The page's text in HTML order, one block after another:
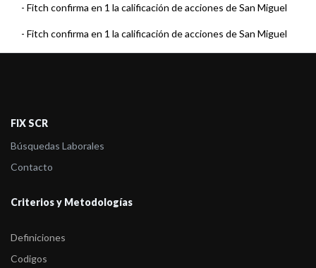
- Fitch confirma en 1 la calificación de acciones de San Miguel
- Fitch confirma en 1 la calificación de acciones de San Miguel
-Fitch confirma en 1 la calificación de San Miguel
-Fitch Argentina confirmó en 2 las acciones de S.A. San Miguel
FIX SCR
Búsquedas Laborales
Contacto
Criterios y Metodologías
Definiciones
Codigos